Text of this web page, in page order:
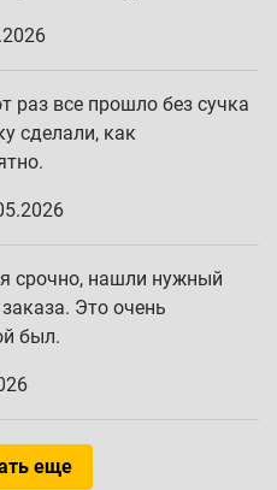
раз все прошло без сучка
сделали, как
срочно, нашли нужный
Это очень
был.
еще